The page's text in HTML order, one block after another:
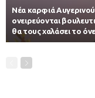
Νέα καρφιά Αυγερινού
ονειρεύονται
θα τους χαλάσει το